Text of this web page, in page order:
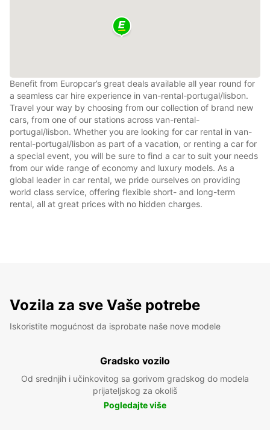
Benefit from Europcar’s great deals available all year round for
a seamless car hire experience in van-rental-portugal/lisbon.
Travel your way by choosing from our collection of brand new
cars, from one of our stations across van-rental-
portugal/lisbon. Whether you are looking for car rental in van-
rental-portugal/lisbon as part of a vacation, or renting a car for
a special event, you will be sure to find a car to suit your needs
from our wide range of economy and luxury models. As a
global leader in car rental, we pride ourselves on providing
world class service, offering flexible short- and long-term
rental, all at great prices with no hidden charges.
Vozila za sve Vaše potrebe
Iskoristite mogućnost da isprobate naše nove modele
Gradsko vozilo
Od srednjih i učinkovitog sa gorivom gradskog do modela
prijateljskog za okoliš
Pogledajte više